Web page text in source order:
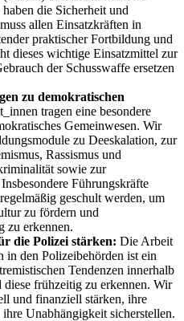
die Sicherheit und
allen Einsatzkräften in
praktischer Fortbildung und
dieses wichtige Einsatzmittel zur
der Schusswaffe ersetzen
zu demokratischen
tragen eine besondere
Gemeinwesen. Wir
zu Deeskalation, zur
Rassismus und
sowie zur
Führungskräfte
geschult werden, um
zu fördern und
zu erkennen.
die Polizei stärken: Die Arbeit
in den Polizeibehörden ist ein
Tendenzen innerhalb
frühzeitig zu erkennen. Wir
und finanziell stärken, ihre
Unabhängigkeit sicherstellen.